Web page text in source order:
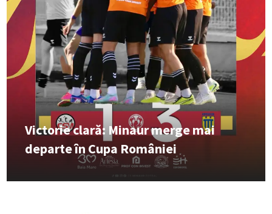
Victorie clară: Minaur merge mai
departe în Cupa României